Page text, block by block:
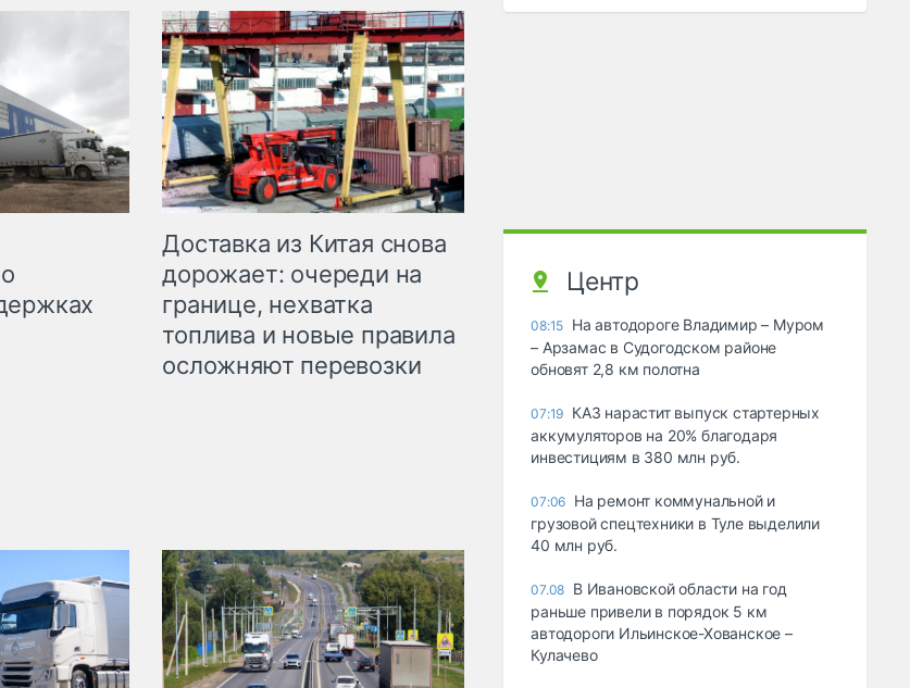
Доставка из Китая снова
дорожает: очереди на
границе, нехватка
топлива и новые правила
осложняют перевозки
Центр
08:15 На автодороге Владимир – Муром
– Арзамас в Судогодском районе
обновят 2,8 км полотна
07:19 КАЗ нарастит выпуск стартерных
аккумуляторов на 20% благодаря
инвестициям в 380 млн руб.
07:06 На ремонт коммунальной и
грузовой спецтехники в Туле выделили
40 млн руб.
07.08 В Ивановской области на год
раньше привели в порядок 5 км
автодороги Ильинское-Хованское –
Кулачево